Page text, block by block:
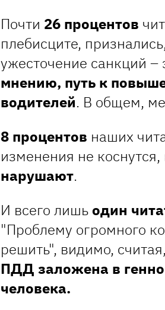
Почти 26 процентов
плебисците,
ужесточение санкций –
мнению, путь к
водителей. В общем,
8 процентов наших
изменения не коснутся,
нарушают.
И всего лишьодин
"Проблему огромного
решить", видимо,
ПДД заложена в
человека.